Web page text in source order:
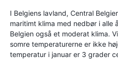
I Belgiens lavland, Central
maritimt klima med nedbør i alle
Belgien også et moderat klima.
somre temperaturerne er ikke
temperatur i januar er 3 grader